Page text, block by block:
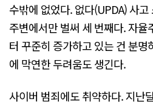
수밖에 없었다. 없다(UPDA) 사
주변에서만 벌써 세 번째다. 자
터 꾸준히 증가하고 있는 건 분명
에 막연한 두려움도 생긴다.
사이버 범죄에도 취약하다. 지난